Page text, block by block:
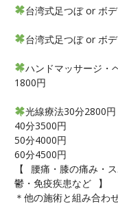
台湾式足つぼ or ボ
台湾式足つぼ or ボ
ハンドマッサージ・
1800円
光線療法30分2800円
40分3500円
50分4000円
60分4500円
【⠀腰痛・膝の痛み・
鬱・免疫疾患など⠀】
＊他の施術と組み合わ